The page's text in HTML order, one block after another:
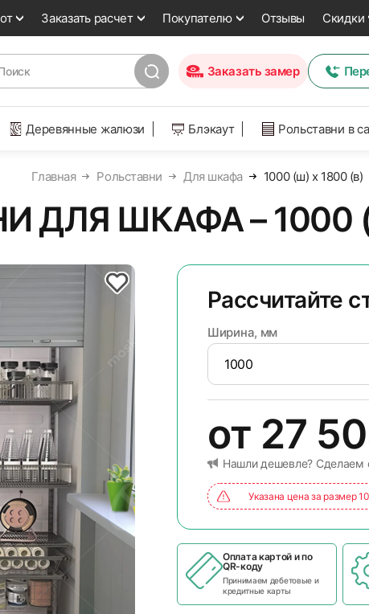
Заказать расчет Покупателю Отзывы Скидки
Заказать замер
Деревянные жалюзи Блэкаут Рольставни в
Главная Рольставни Для шкафа 1000 (ш) х 1800 (в)
ДЛЯ ШКАФА – 1000
Рассчитайте
Ширина, мм
от 27
Нашли дешевле? Сделаем
Указана цена за размер
Оплата картой и по
QR-коду
Принимаем дебетовые и
кредитные карты